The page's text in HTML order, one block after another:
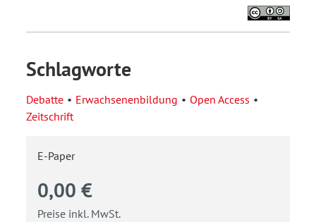
Schlagworte
Debatte Erwachsenenbildung
Open Access
Zeitschrift
E-Paper
0,00 €
Preise inkl. MwSt.